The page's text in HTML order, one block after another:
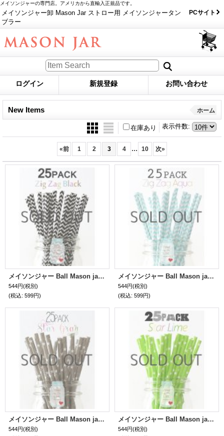
メイソンジャーの専門店。アメリカから直輸入正規品です。
メイソンジャー卸 Mason Jar ストロー用 メイソンジャータン
ブラー
PCサイト
ログイン 新規登録 お問い合わせ
New Items ホーム
表示件数:
在庫あり
«前 1 2 3 4 ... 10 次»
メイソンジャー Ball Mason jar タンブラー エコ 再生可能 紙ストロー25本入り サーキュラーエコノミー Zig Zag Black
544円(税別)
(税込: 599円)
メイソンジャー Ball Mason jar タンブラー エコ 再生可能 紙ストロー25本入り サーキュラーエコノミー Zig Zag Aqua
544円(税別)
(税込: 599円)
メイソンジャー Ball Mason jar タンブラー エコ 再生可能 紙ストロー25本入り サーキュラーエコノミー Star Gray
544円(税別)
メイソンジャー Ball Mason jar タンブラー エコ 再生可能 紙ストロー25本入り サーキュラーエコノミー Star Lime
544円(税別)